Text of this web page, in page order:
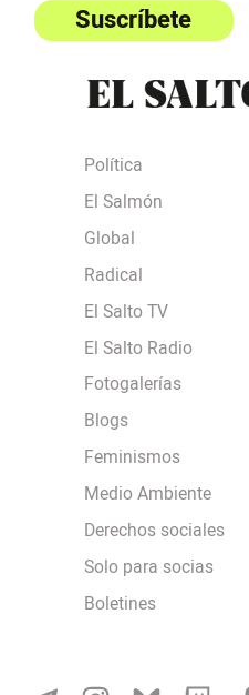
Suscríbete
Política
El Salmón
Global
Radical
El Salto TV
El Salto Radio
Fotogalerías
Blogs
Feminismos
Medio Ambiente
Derechos sociales
Solo para socias
Boletines